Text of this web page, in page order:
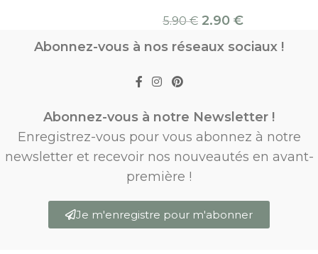
5.90€ 2.90 €
Abonnez-vous à nos réseaux sociaux !
Abonnez-vous à notre Newsletter !
Enregistrez-vous pour vous abonnez à notre
newsletter et recevoir nos nouveautés en avant-
première !
Je m'enregistre pour m'abonner